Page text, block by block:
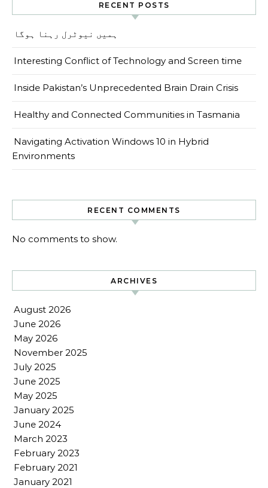
RECENT POSTS
ہمیں نیوٹرل رہنا ہوگا
Interesting Conflict of Technology and Screen time
Inside Pakistan’s Unprecedented Brain Drain Crisis
Healthy and Connected Communities in Tasmania
Navigating Activation Windows 10 in Hybrid
Environments
RECENT COMMENTS
No comments to show.
ARCHIVES
August 2026
June 2026
May 2026
November 2025
July 2025
June 2025
May 2025
January 2025
June 2024
March 2023
February 2023
February 2021
January 2021